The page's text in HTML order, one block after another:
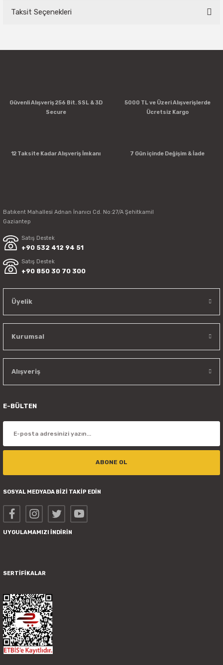
Yorum Yaz
Taksit Seçenekleri
Güvenli Alışveriş 256 Bit. SSL & 3D
Secure
5000 TL ve Üzeri Alışverişlerde
Ücretsiz Kargo
12 Taksite Kadar Alışveriş İmkanı 7 Gün içinde Değişim & İade
Batıkent Mahallesi Adnan İnanıcı Cd. No:27/A Şehitkamil
Gaziantep
Satış Destek
+90 532 412 94 51
Satış Destek
+90 850 30 70 300
Üyelik
Kurumsal
Alışveriş
E-BÜLTEN
ABONE OL
SOSYAL MEDYADA BİZİ TAKİP EDİN
UYGULAMAMIZI İNDİRİN
SERTİFİKALAR